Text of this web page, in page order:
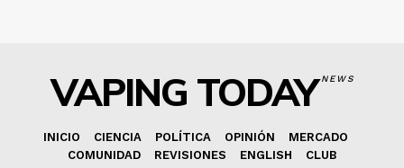
VAPING TODAYNEWS
INICIO CIENCIA POLÍTICA OPINIÓN
MERCADO
COMUNIDAD
REVISIONES ENGLISH CLUB